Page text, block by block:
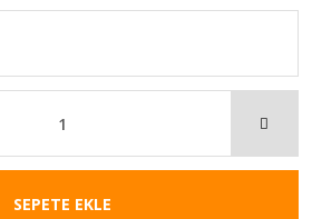
SEPETE EKLE